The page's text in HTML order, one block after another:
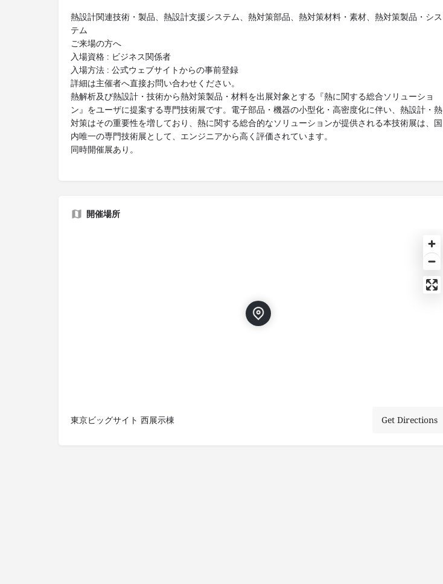
熱設計関連技術・製品、熱設計支援システム、熱対策部品、熱対策材料・素材、熱対策製品・シス
テム
ご来場の方へ
入場資格 : ビジネス関係者
入場方法 : 公式ウェブサイトからの事前登録
詳細は主催者へ直接お問い合わせください。
熱解析及び熱設計・技術から熱対策製品・材料を出展対象とする『熱に関する総合ソリューショ
ン』をユーザに提案する専門技術展です。電子部品・機器の小型化・高密度化に伴い、熱設計・熱
対策はその重要性を増しており、熱に関する総合的なソリューションが提供される本技術展は、国
内唯一の専門技術展として、エンジニアから高く評価されています。
同時開催展あり。
開催場所
東京ビッグサイト 西展示棟 Get Directions